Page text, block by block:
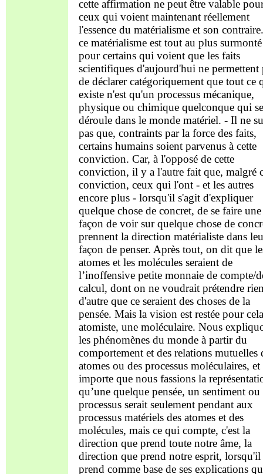
cette affirmation ne peut être valable
ceux qui voient maintenant réellement
l'essence du matérialisme et son
ce matérialisme est tout au plus surmonté
pour certains qui voient que les faits
scientifiques d'aujourd'hui ne permettent
de déclarer catégoriquement que tout ce
existe n'est qu'un processus mécanique,
physique ou chimique quelconque qui se
déroule dans le monde matériel. - Il ne
pas que, contraints par la force des faits,
certains humains soient parvenus à cette
conviction. Car, à l'opposé de cette
conviction, il y a l'autre fait que, malgré
conviction, ceux qui l'ont - et les autres
encore plus - lorsqu'il s'agit d'expliquer
quelque chose de concret, de se faire une
façon de voir sur quelque chose de
prennent la direction matérialiste dans
façon de penser. Après tout, on dit que
atomes et les molécules seraient de
l’inoffensive petite monnaie de compte/
calcul, dont on ne voudrait prétendre
d'autre que ce seraient des choses de la
pensée. Mais la vision est restée pour
atomiste, une moléculaire. Nous
les phénomènes du monde à partir du
comportement et des relations mutuelles
atomes ou des processus moléculaires, et
importe que nous fassions la
qu’une quelque pensée, un sentiment ou
processus serait seulement pendant aux
processus matériels des atomes et des
molécules, mais ce qui compte, c'est la
direction que prend toute notre âme, la
direction que prend notre esprit, lorsqu'il
prend comme base de ses explications